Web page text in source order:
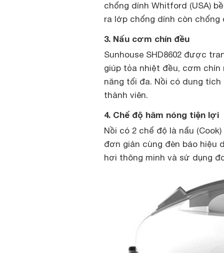
chống dính Whitford (USA)
ra lớp chống dính còn chống
3. Nấu cơm chín đều
Sunhouse SHD8602 được
giúp tỏa nhiệt đều, cơm
năng tối đa. Nồi có dung
thành viên.
4. Chế độ hâm nóng tiện lợi
Nồi có 2 chế độ là nấu
đơn giản cùng đèn báo hiệu
hơi thông minh và sử dụng